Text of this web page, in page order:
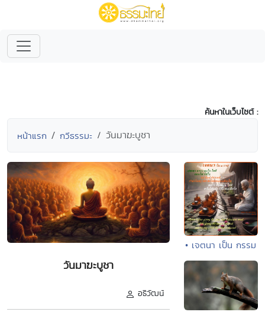
ค้นหาในเว็บไซต์ :
หน้าแรก กวีธรรมะ วันมาฆะบูชา
วันมาฆะบูชา
อธิวัฒน์
• เจตนา เป็น กรรม